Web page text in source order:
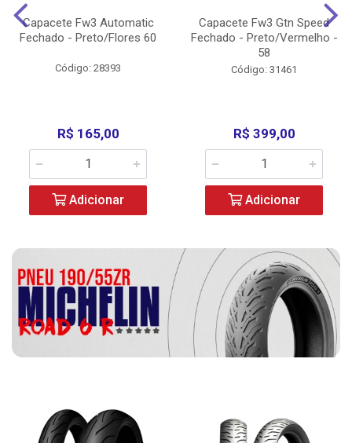
Capacete Fw3 Automatic
Fechado - Preto/Flores 60
Código: 28393
R$ 165,00
Adicionar
Capacete Fw3 Gtn Speed
Fechado - Preto/Vermelho -
58
Código: 31461
R$ 399,00
Adicionar